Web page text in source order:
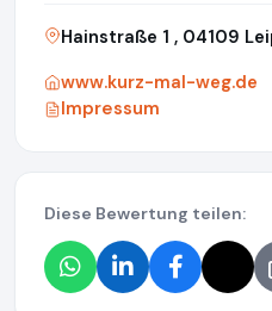
Hainstraße 1 , 04109
www.kurz-mal-weg.de
Impressum
Diese Bewertung teilen: